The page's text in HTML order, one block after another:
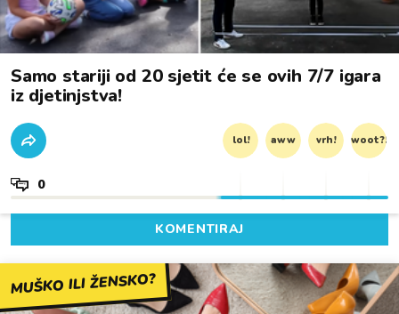
Samo stariji od 20 sjetit će se ovih 7/7 igara
iz djetinjstva!
lol! aww vrh! woot?!
0
KOMENTIRAJ
MUŠKO ILI ŽENSKO?